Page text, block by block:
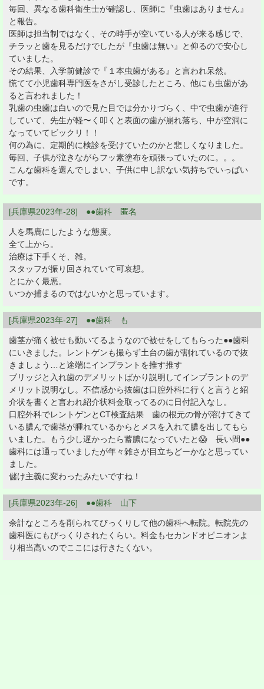
毎回、異なる歯科衛生士が確認し、医師に『虫歯はありません』
と報告。
医師は担当制ではなく、その時手が空いている人が来る感じで、
チラッと歯を見るだけでしたが『虫歯は無い』と仰るので安心し
ていました。
その結果、入学前健診で『１本虫歯がある』と言われ呆然。
慌てて小児歯科専門医をさがし受診したところ、他にも虫歯があ
ると言われました！
乳歯の虫歯は白いので見た目では分かりづらく、中で虫歯が進行
していて、先生が軽〜く叩くと表面の歯が崩れ落ち、中が空洞に
なっていてビックリ！！
何の為に、定期的に検診を受けていたのかと悲しくなりました。
毎回、子供が泣きながらフッ素塗布を頑張っていたのに。。。
こんな歯科を選んでしまい、子供に申し訳ない気持ちでいっぱい
です。
[兵庫県2023年-28] ●●歯科 匿名
人を馬鹿にしたような態度。
全て上から。
治療は下手くそ、雑。
スタッフが振り回されていて可哀想。
とにかく最悪。
いつか捕まるのではないかと思っています。
[兵庫県2023年-27] ●●歯科 も
歯茎が痛く被せも動いてるようなので被せをしてもらった●●歯科
にいきました。レントゲンも撮らず土台の歯が割れているので抜
きましょう…と途端にインプラントを推す推す
ブリッジと入れ歯のデメリットばかり説明してインプラントのデ
メリット説明なし。不信感から抜歯は口腔外科に行くと言うと紹
介状を書くと言われ紹介状料金取ってるのに日付記入なし。
口腔外科でレントゲンとCT検査結果 歯の根元の骨が溶けてきて
いる膿んで歯茎が腫れているからとメスを入れて膿を出してもら
いました。もう少し遅かったら蓄膿になっていたと😱 長い間●●
歯科には通っていましたが年々雑さが目立ちどーかなと思ってい
ました。
儲け主義に変わったみたいですね！
[兵庫県2023年-26] ●●歯科 山下
余計なところを削られてびっくりして他の歯科へ転院。転院先の
歯科医にもびっくりされたくらい。料金もセカンドオピニオンよ
り相当高いのでここには行きたくない。